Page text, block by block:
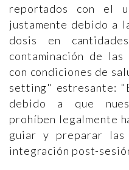
reportados con el
justamente debido a
dosis en
contaminación de las
con condiciones de
setting" estresante:
debido a que
prohíben legalmente
guiar y preparar las
integración post-